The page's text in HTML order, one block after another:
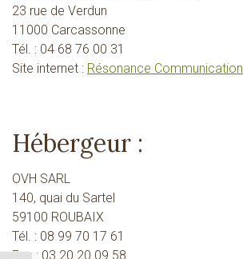
23 rue de Verdun
11000 Carcassonne
Tél. : 04 68 76 00 31
Site internet : Résonance Communication
Hébergeur :
OVH SARL
140, quai du Sartel
59100 ROUBAIX
Tél. : 08 99 70 17 61
Fax : 03 20 20 09 58